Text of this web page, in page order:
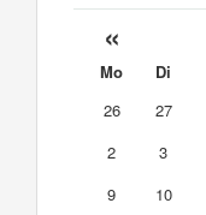
«
Mo Di
26
27
2
3
9
10